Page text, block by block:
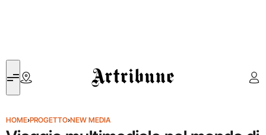
Artribune
HOME›PROGETTO›NEW MEDIA